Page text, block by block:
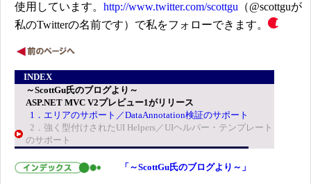
使用しています。 http://www.twitter.com/scottgu （@scottguが
私のTwitterの名前です）で私をフォローできます。
INDEX
～ScottGu氏のブログより～
ASP.NET MVC V2プレビュー1がリリース
1．エリアのサポート／DataAnnotation検証のサポート
2．強く型付けされたUI Helpers／UIヘルパー・テンプレート
のサポート
「～ScottGu氏のブログより～」